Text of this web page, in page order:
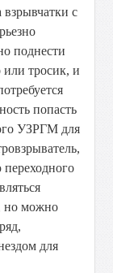
взрывчатки с
поднести
или тросик, и
попасть
УЗРГМ для
но можно
для